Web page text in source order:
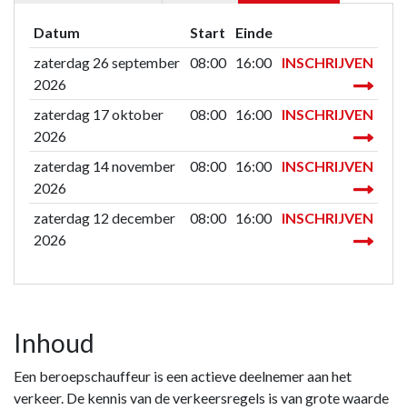
Datum Start
Einde
zaterdag 26 september
2026
08:00 16:00 INSCHRIJVEN
zaterdag 17 oktober
2026
08:00 16:00 INSCHRIJVEN
zaterdag 14 november
2026
08:00 16:00 INSCHRIJVEN
zaterdag 12 december
2026
08:00 16:00 INSCHRIJVEN
Inhoud
Een beroepschauffeur is een actieve deelnemer aan het
verkeer. De kennis van de verkeersregels is van grote waarde